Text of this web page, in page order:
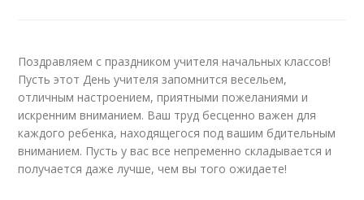
Поздравляем с праздником учителя начальных классов!
Пусть этот День учителя запомнится весельем,
отличным настроением, приятными пожеланиями и
искренним вниманием. Ваш труд бесценно важен для
каждого ребенка, находящегося под вашим бдительным
вниманием. Пусть у вас все непременно складывается и
получается даже лучше, чем вы того ожидаете!